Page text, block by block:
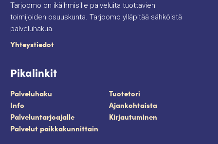
Tarjoomo on ikäihmisille palveluita tuottavien
toimijoiden osuuskunta. Tarjoomo ylläpitää sähköistä
palveluhakua.
Yhteystiedot
Pikalinkit
Palveluhaku
Tuotetori
Info
Ajankohtaista
Palveluntarjoajalle
Kirjautuminen
Palvelut paikkakunnittain